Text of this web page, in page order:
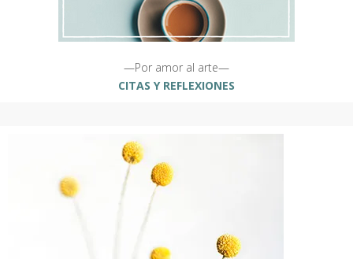
—Por amor al arte—
CITAS Y REFLEXIONES